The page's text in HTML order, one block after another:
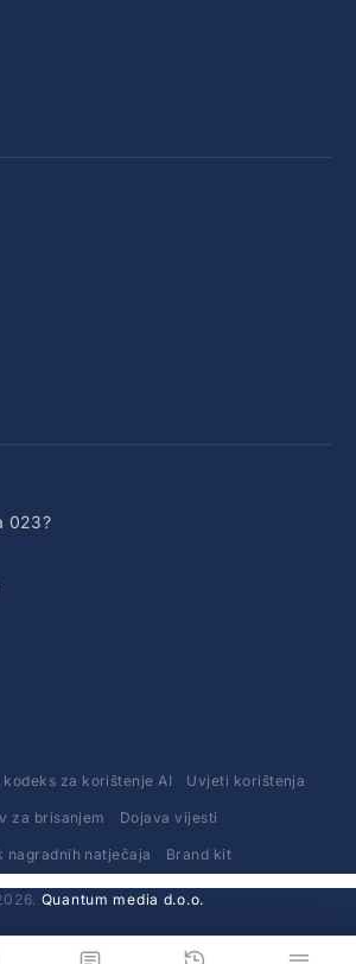
023?
kodeks za korištenje AI Uvjeti korištenja
za brisanjem Dojava vijesti
nagradnih natječaja Brand kit
Quantum media d.o.o.